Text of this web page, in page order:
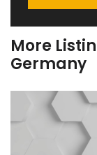
More
Germany